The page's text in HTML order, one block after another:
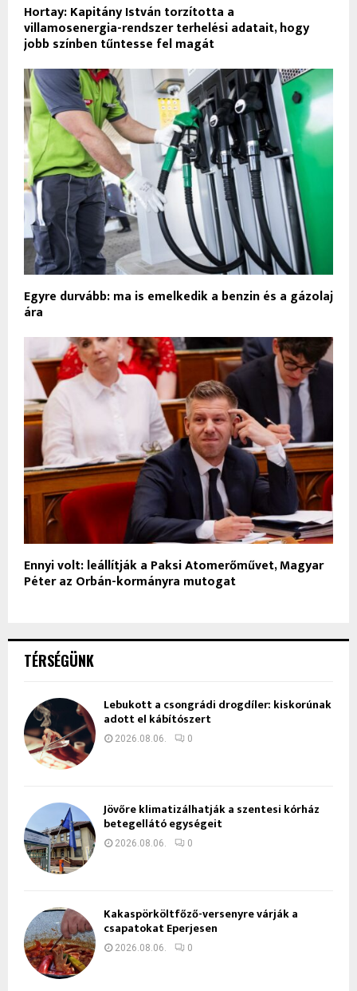
Hortay: Kapitány István torzította a
villamosenergia-rendszer terhelési adatait, hogy
jobb színben tűntesse fel magát
Egyre durvább: ma is emelkedik a benzin és a gázolaj
ára
Ennyi volt: leállítják a Paksi Atomerőművet, Magyar
Péter az Orbán-kormányra mutogat
TÉRSÉGÜNK
Lebukott a csongrádi drogdíler: kiskorúnak
adott el kábítószert
2026.08.06. 0
Jövőre klimatizálhatják a szentesi kórház
betegellátó egységeit
2026.08.06. 0
Kakaspörköltfőző-versenyre várják a
csapatokat Eperjesen
2026.08.06. 0